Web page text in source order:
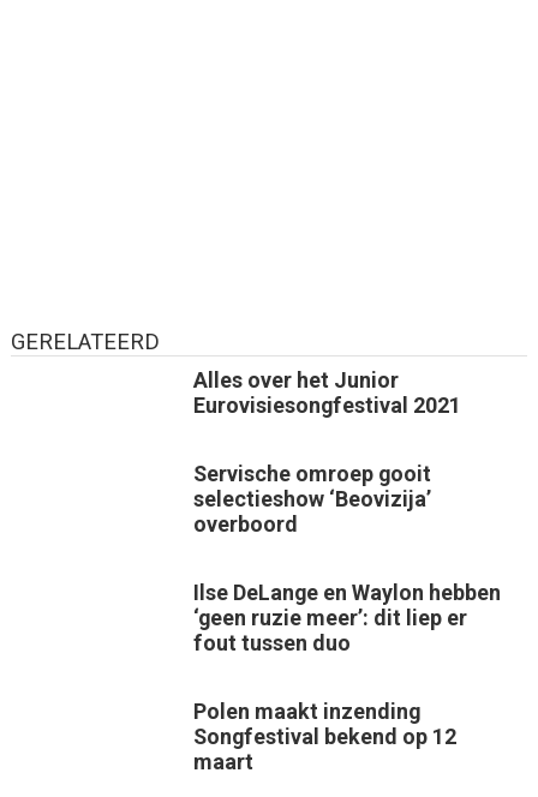
GERELATEERD
Alles over het Junior
Eurovisiesongfestival 2021
Servische omroep gooit
selectieshow ‘Beovizija’
overboord
Ilse DeLange en Waylon hebben
‘geen ruzie meer’: dit liep er
fout tussen duo
Polen maakt inzending
Songfestival bekend op 12
maart